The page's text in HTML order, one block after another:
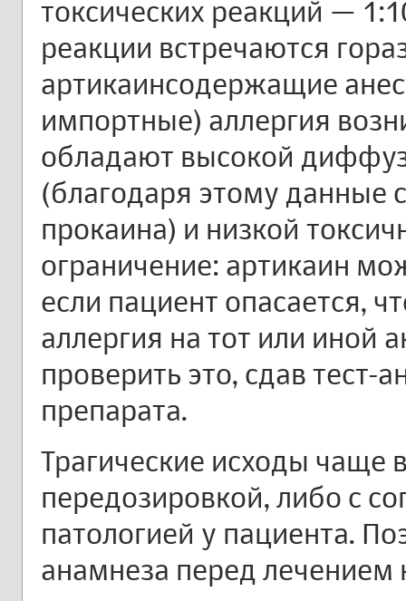
токсических реакций —
реакции встречаются
артикаинсодержащие
импортные) аллергия
обладают высокой
(благодаря этому данные
прокаина) и низкой
ограничение: артикаин
если пациент опасается,
аллергия на тот или иной
проверить это, сдав тест-
препарата.
Трагические исходы чаще
передозировкой, либо с
патологией у пациента.
анамнеза перед лечением